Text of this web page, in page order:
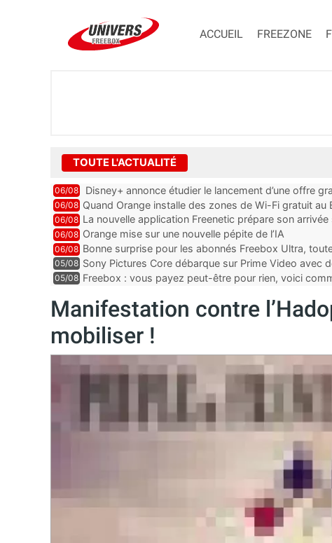
ACCUEIL FREEZONE
TOUTE L'ACTUALITÉ
06/08 Disney+ annonce étudier le lancement d’une offre
06/08 Quand Orange installe des zones de Wi-Fi gratuit au
06/08 La nouvelle application Freenetic prépare son
abonnés Freebox, testez la
06/08 Orange mise sur une nouvelle pépite de l’IA
06/08 Bonne surprise pour les abonnés Freebox Ultra,
inclus
05/08 Sony Pictures Core débarque sur Prime Video avec
05/08 Freebox : vous payez peut-être pour rien, voici
Manifestation contre
mobiliser !